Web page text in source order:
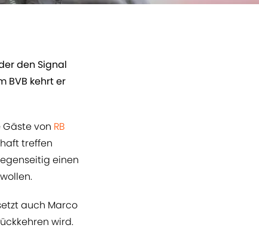
den Signal
BVB kehrt er
von RB
treffen
einen
auch Marco
wird.